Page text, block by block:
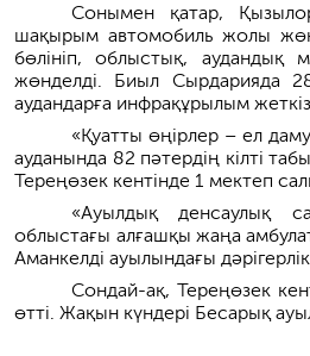
Сонымен қатар,
шақырым автомобиль жолы
бөлініп, облыстық,
жөнделді. Биыл
аудандарға инфрақұрылым
«Қуатты өңірлер – ел
ауданында 82 пәтердің кілті
Тереңөзек кентінде 1 мектеп
«Ауылдық денсаулық
облыстағы алғашқы жаңа
Аманкелді ауылындағы
Сондай-ақ, Тереңөзек
өтті. Жақын күндері Бесарық